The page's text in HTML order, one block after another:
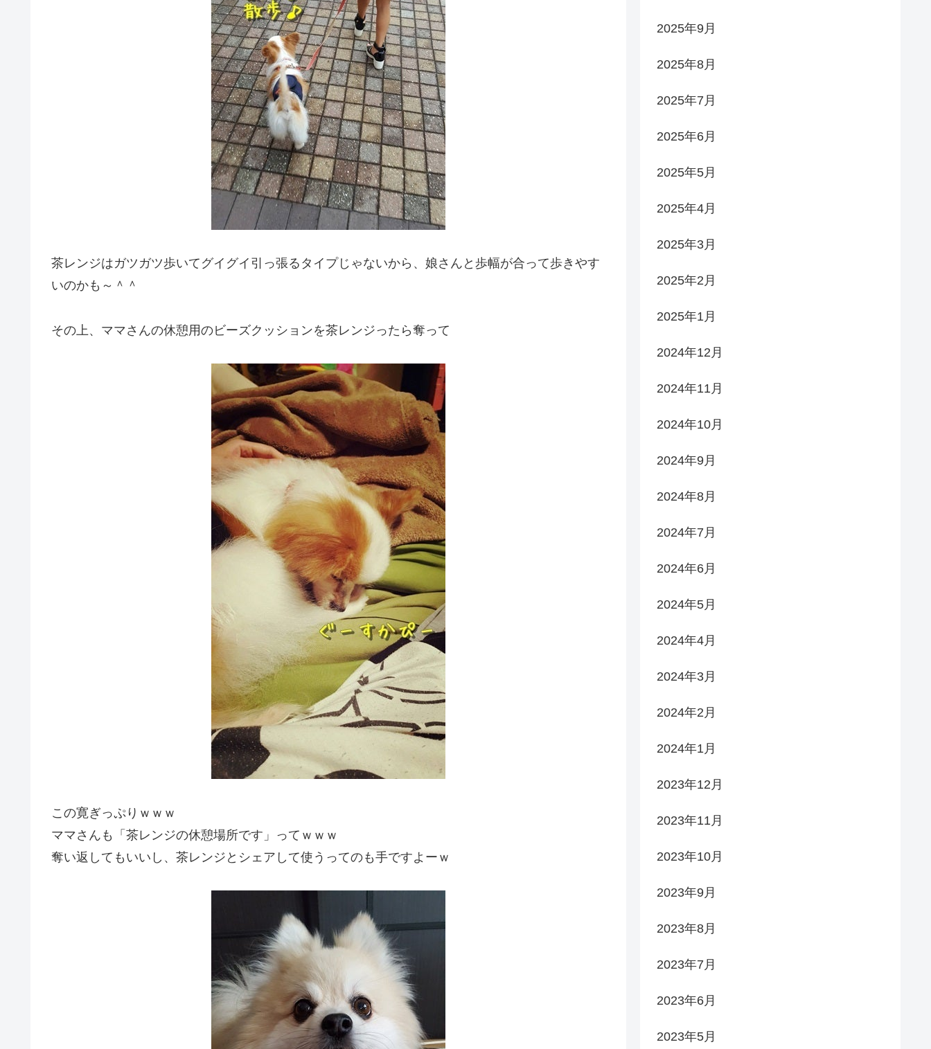
茶レンジはガツガツ歩いてグイグイ引っ張るタイプじゃないから、娘さんと歩幅が合って歩きやす
いのかも～＾＾
その上、ママさんの休憩用のビーズクッションを茶レンジったら奪って
この寛ぎっぷりｗｗｗ
ママさんも「茶レンジの休憩場所です」ってｗｗｗ
奪い返してもいいし、茶レンジとシェアして使うってのも手ですよーｗ
2025年9月
2025年8月
2025年7月
2025年6月
2025年5月
2025年4月
2025年3月
2025年2月
2025年1月
2024年12月
2024年11月
2024年10月
2024年9月
2024年8月
2024年7月
2024年6月
2024年5月
2024年4月
2024年3月
2024年2月
2024年1月
2023年12月
2023年11月
2023年10月
2023年9月
2023年8月
2023年7月
2023年6月
2023年5月